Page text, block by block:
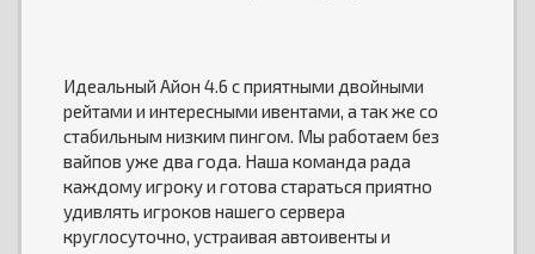
Идеальный Айон 4.6 с приятными двойными
рейтами и интересными ивентами, а так же со
стабильным низким пингом. Мы работаем без
вайпов уже два года. Наша команда рада
каждому игроку и готова стараться приятно
удивлять игроков нашего сервера
круглосуточно, устраивая автоивенты и